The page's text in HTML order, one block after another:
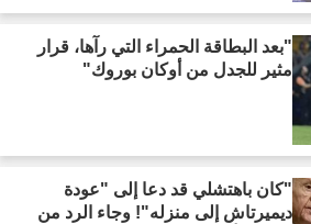
"بعد البطاقة الحمراء التي رآها، قرار
مثير للجدل من أوكان بوروك"
"كان باهتشلي قد دعا إلى "عودة
ديميرتاش إلى منزله"! وجاء الرد من